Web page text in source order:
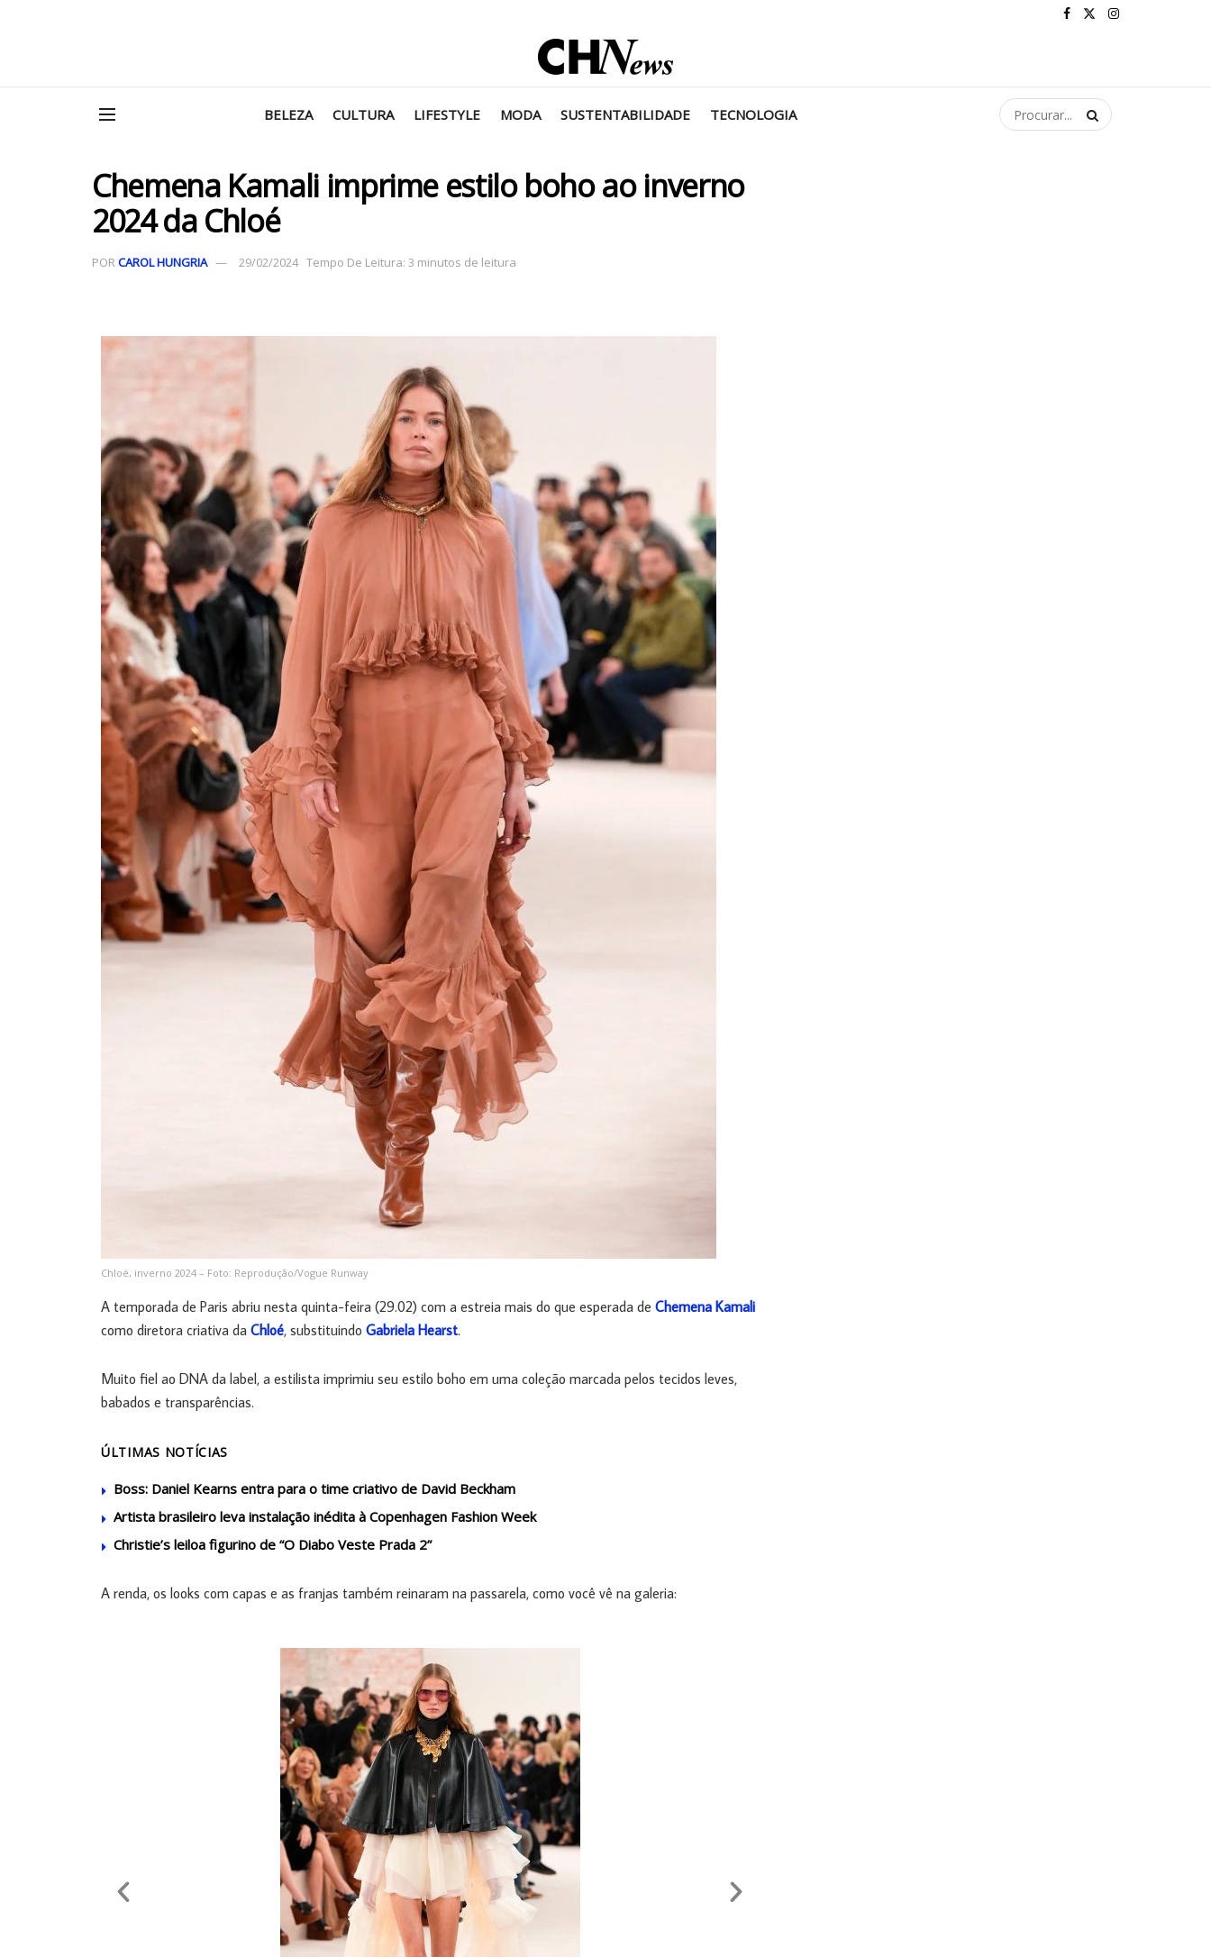
BELEZA CULTURA LIFESTYLE MODA SUSTENTABILIDADE TECNOLOGIA
Chemena Kamali imprime estilo boho ao inverno
2024 da Chloé
POR CAROL HUNGRIA 29/02/2024 Tempo De Leitura: 3 minutos de leitura
Chloé, inverno 2024 – Foto: Reprodução/Vogue Runway
A temporada de Paris abriu nesta quinta-feira (29.02) com a estreia mais do que esperada de Chemena Kamali
como diretora criativa da Chloé, substituindo Gabriela Hearst.
Muito fiel ao DNA da label, a estilista imprimiu seu estilo boho em uma coleção marcada pelos tecidos leves,
babados e transparências.
ÚLTIMAS NOTÍCIAS
Boss: Daniel Kearns entra para o time criativo de David Beckham
Artista brasileiro leva instalação inédita à Copenhagen Fashion Week
Christie’s leiloa figurino de “O Diabo Veste Prada 2”
A renda, os looks com capas e as franjas também reinaram na passarela, como você vê na galeria: